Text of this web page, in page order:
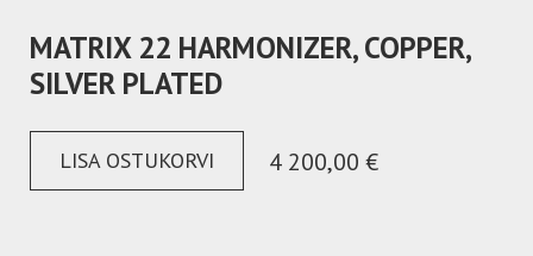
MATRIX 22 HARMONIZER, COPPER,
SILVER PLATED
LISA OSTUKORVI 4 200,00 €